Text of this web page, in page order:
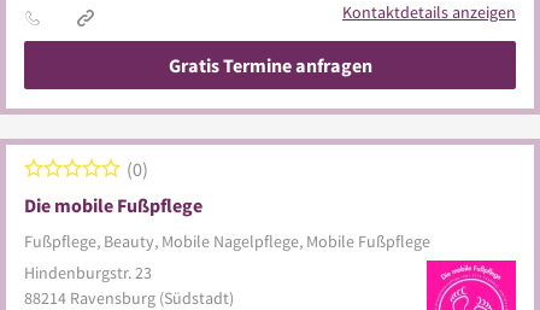
Kontaktdetails anzeigen
Gratis Termine anfragen
Die mobile Fußpflege
Fußpflege, Beauty, Mobile Nagelpflege, Mobile Fußpflege
0
Hindenburgstr. 23
88214 Ravensburg (Südstadt)